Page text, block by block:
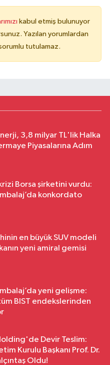
kabul etmiş bulunuyor
Yazılan yorumlardan
tutulamaz.
3,8 milyar TL'lik Halka
Piyasalarına Adım
Borsa şirketini vurdu:
konkordato
en büyük SUV modeli
yeni amiral gemisi
yeni gelişme:
BIST endekslerinden
Devir Teslim:
Kurulu Başkanı Prof. Dr.
Oldu!